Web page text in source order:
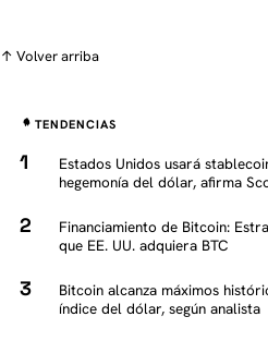
↑ Volver arriba
TENDENCIAS
Estados Unidos usará
hegemonía del dólar, afirma
Financiamiento de Bitcoin:
que EE. UU. adquiera BTC
Bitcoin alcanza máximos
índice del dólar, según analista